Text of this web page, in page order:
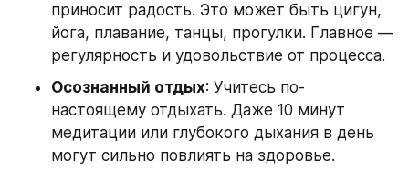
приносит радость. Это может быть цигун,
йога, плавание, танцы, прогулки. Главное —
регулярность и удовольствие от процесса.
Осознанный отдых: Учитесь по-
настоящему отдыхать. Даже 10 минут
медитации или глубокого дыхания в день
могут сильно повлиять на здоровье.